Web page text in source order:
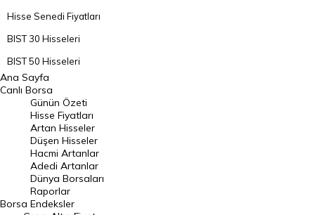
Hisse Senedi Fiyatları
BIST 30 Hisseleri
BIST 50 Hisseleri
BIST 100 Hisseleri
En Çok Artan Hisseler
En Çok Düşen Hisseler
Hacmi Artanlar
Geçmiş Kapanışlar
Dünya Borsaları
Ana Sayfa
Canlı Borsa
Borsa
Günün Özeti
Hisse Fiyatları
Artan Hisseler
Düşen Hisseler
Hacmi Artanlar
Adedi Artanlar
Dünya Borsaları
Raporlar
Endeksler